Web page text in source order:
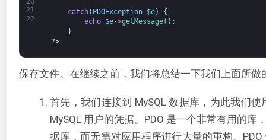
21
22
catch( PDOException $e)
{
echo
$e->getMessage( ) ;
}
?>
保存文件。在继续之前，我们将总结一下我们上面所做
首先，我们连接到 MySQL 数据库，为此我们
MySQL 用户的凭据。PDO 是一个非常有用的
据库，而无需对应用程序进行大量的重构。